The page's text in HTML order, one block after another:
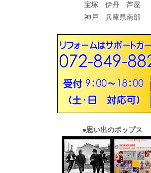
宝塚 伊丹 芦屋
神戸 兵庫県南部
●思い出のポップス